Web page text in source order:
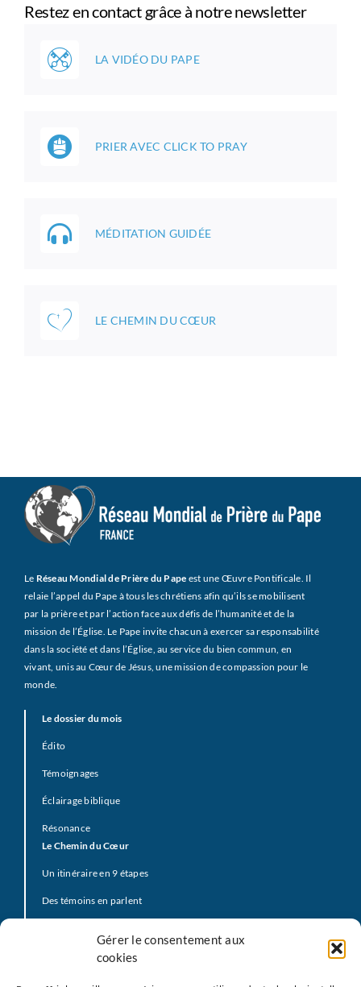
Gérer le consentement aux
cookies
Restez en contact grâce à notre newsletter
LA VIDÉO DU PAPE
PRIER AVEC CLICK TO PRAY
MÉDITATION GUIDÉE
LE CHEMIN DU CŒUR
Le Réseau Mondial de Prière du Pape est une Œuvre Pontificale. Il
relaie l’appel du Pape à tous les chrétiens afin qu’ils se mobilisent
par la prière et par l’action face aux défis de l’humanité et de la
mission de l’Église. Le Pape invite chacun à exercer sa responsabilité
dans la société et dans l’Église, au service du bien commun, en
vivant, unis au Cœur de Jésus, une mission de compassion pour le
monde.
Le dossier du mois
Édito
Témoignages
Éclairage biblique
Résonance
Le Chemin du Cœur
Un itinéraire en 9 étapes
Des témoins en parlent
La Vidéo du Pape